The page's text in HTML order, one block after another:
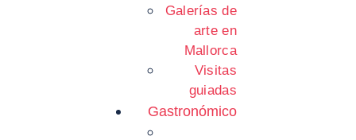
Galerías de
arte en
Mallorca
Visitas
guiadas
Gastronómico